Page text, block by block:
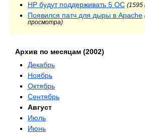
HP будут поддерживать 5 ОС (1595
Появился патч для дыры в Apache
просмотра)
Архив по месяцам (2002)
Декабрь
Ноябрь
Октябрь
Сентябрь
Август
Июль
Июнь